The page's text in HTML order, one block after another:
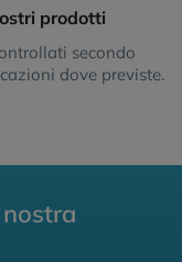
prodotti
secondo
dove previste.